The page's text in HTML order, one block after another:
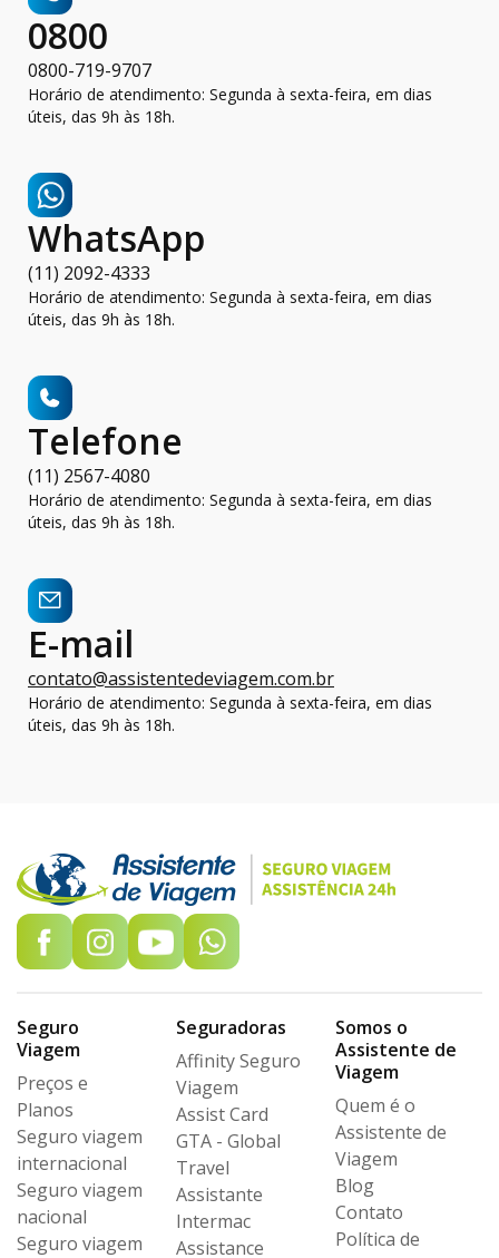
0800
0800-719-9707
Horário de atendimento: Segunda à sexta-feira, em dias
úteis, das 9h às 18h.
WhatsApp
(11) 2092-4333
Horário de atendimento: Segunda à sexta-feira, em dias
úteis, das 9h às 18h.
Telefone
(11) 2567-4080
Horário de atendimento: Segunda à sexta-feira, em dias
úteis, das 9h às 18h.
E-mail
contato@assistentedeviagem.com.br
Horário de atendimento: Segunda à sexta-feira, em dias
úteis, das 9h às 18h.
Seguro
Viagem
Preços e
Planos
Seguro viagem
internacional
Seguro viagem
nacional
Seguro viagem
Seguradoras
Affinity Seguro
Viagem
Assist Card
GTA - Global
Travel
Assistante
Intermac
Assistance
Somos o
Assistente de
Viagem
Quem é o
Assistente de
Viagem
Blog
Contato
Política de